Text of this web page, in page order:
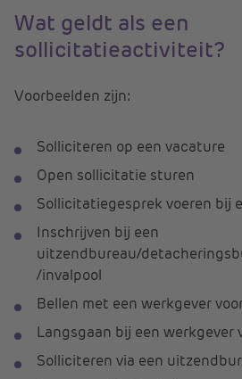
Wat geldt als een
sollicitatieactiviteit?
Voorbeelden zijn:
Solliciteren op een vacature
Open sollicitatie sturen
Sollicitatiegesprek voeren bij
Inschrijven bij een
uitzendbureau/
/invalpool
Bellen met een werkgever
Langsgaan bij een werkgever
Solliciteren via een